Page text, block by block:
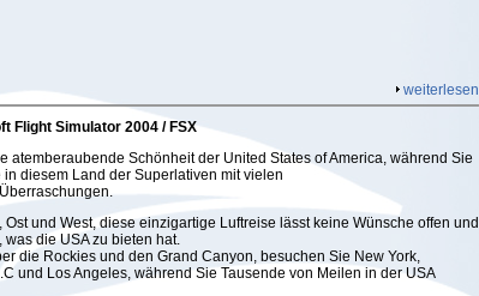
weiterlesen
Flight Simulator 2004 / FSX
atemberaubende Schönheit der United States of America, während Sie
diesem Land der Superlativen mit vielen
Ost und West, diese einzigartige Luftreise lässt keine Wünsche offen und
was die USA zu bieten hat.
die Rockies und den Grand Canyon, besuchen Sie New York,
und Los Angeles, während Sie Tausende von Meilen in der USA